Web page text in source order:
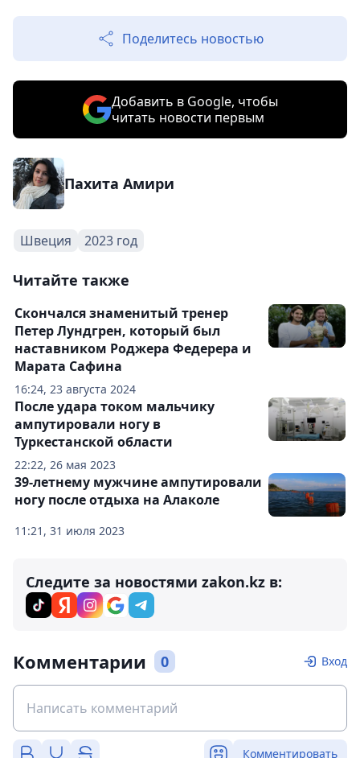
Поделитесь новостью
Добавить в Google, чтобы
читать новости первым
Пахита Амири
Швеция 2023 год
Читайте также
16:24, 23 августа 2024
Скончался знаменитый тренер
Петер Лундгрен, который был
наставником Роджера Федерера и
Марата Сафина
22:22, 26 мая 2023
После удара током мальчику
ампутировали ногу в
Туркестанской области
11:21, 31 июля 2023
39-летнему мужчине ампутировали
ногу после отдыха на Алаколе
Следите за новостями zakon.kz в:
Комментарии 0 Вход
Комментировать